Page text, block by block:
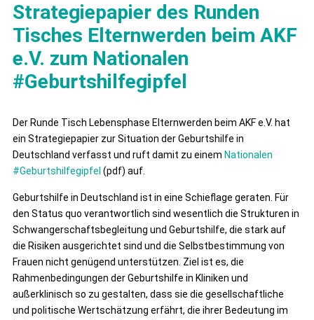
Strategiepapier des Runden
Tisches Elternwerden beim AKF
e.V. zum Nationalen
#Geburtshilfegipfel
Der Runde Tisch Lebensphase Elternwerden beim AKF e.V. hat
ein Strategiepapier zur Situation der Geburtshilfe in
Deutschland verfasst und ruft damit zu einem Nationalen
#Geburtshilfegipfel (pdf) auf.
Geburtshilfe in Deutschland ist in eine Schieflage geraten. Für
den Status quo verantwortlich sind wesentlich die Strukturen in
Schwangerschaftsbegleitung und Geburtshilfe, die stark auf
die Risiken ausgerichtet sind und die Selbstbestimmung von
Frauen nicht genügend unterstützen. Ziel ist es, die
Rahmenbedingungen der Geburtshilfe in Kliniken und
außerklinisch so zu gestalten, dass sie die gesellschaftliche
und politische Wertschätzung erfährt, die ihrer Bedeutung im